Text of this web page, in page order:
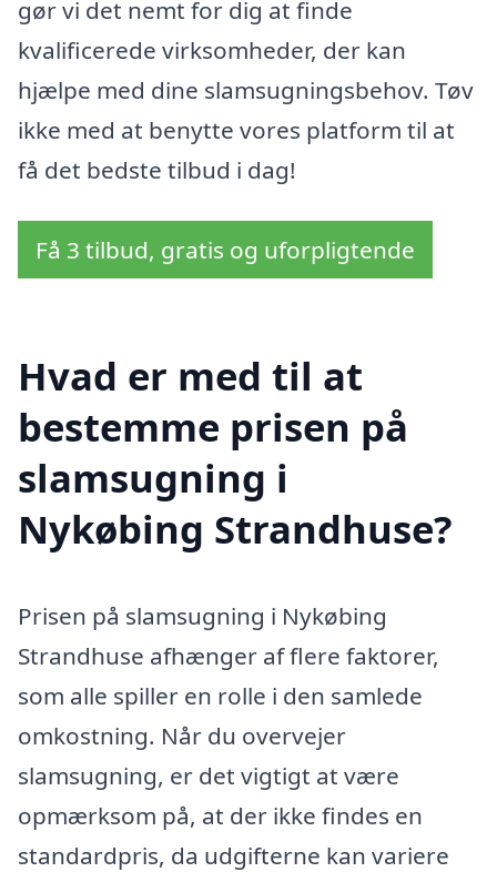
gør vi det nemt for dig at finde
kvalificerede virksomheder, der kan
hjælpe med dine slamsugningsbehov. Tøv
ikke med at benytte vores platform til at
få det bedste tilbud i dag!
Få 3 tilbud, gratis og uforpligtende
Hvad er med til at
bestemme prisen på
slamsugning i
Nykøbing Strandhuse?
Prisen på slamsugning i Nykøbing
Strandhuse afhænger af flere faktorer,
som alle spiller en rolle i den samlede
omkostning. Når du overvejer
slamsugning, er det vigtigt at være
opmærksom på, at der ikke findes en
standardpris, da udgifterne kan variere